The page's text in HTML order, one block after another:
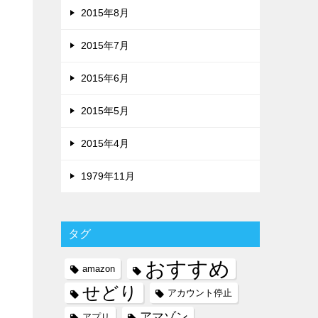
2015年8月
2015年7月
2015年6月
2015年5月
2015年4月
1979年11月
タグ
amazon おすすめ
せどり アカウント停止